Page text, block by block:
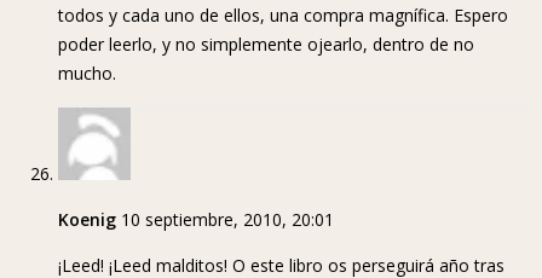
todos y cada uno de ellos, una compra magnífica. Espero
poder leerlo, y no simplemente ojearlo, dentro de no
mucho.
Koenig 10 septiembre, 2010, 20:01
¡Leed! ¡Leed malditos! O este libro os perseguirá año tras